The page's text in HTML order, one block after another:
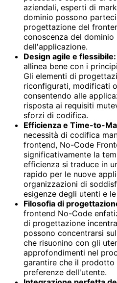
aziendali, esperti di
dominio possono
progettazione del
conoscenza del
dell'applicazione.
Design agile e flessibile:
allinea bene con i
Gli elementi di
riconfigurati, modificati
consentendo alle
risposta ai requisiti
sforzi di codifica.
Efficienza e Time-to-
necessità di codifica
frontend, No-Code
significativamente la
efficienza si traduce in
rapido per le nuove
organizzazioni di
esigenze degli utenti e
Filosofia di
frontend No-Code
di progettazione
possono concentrarsi
che risuonino con gli
approfondimenti nel
garantire che il
preferenze dell'utente.